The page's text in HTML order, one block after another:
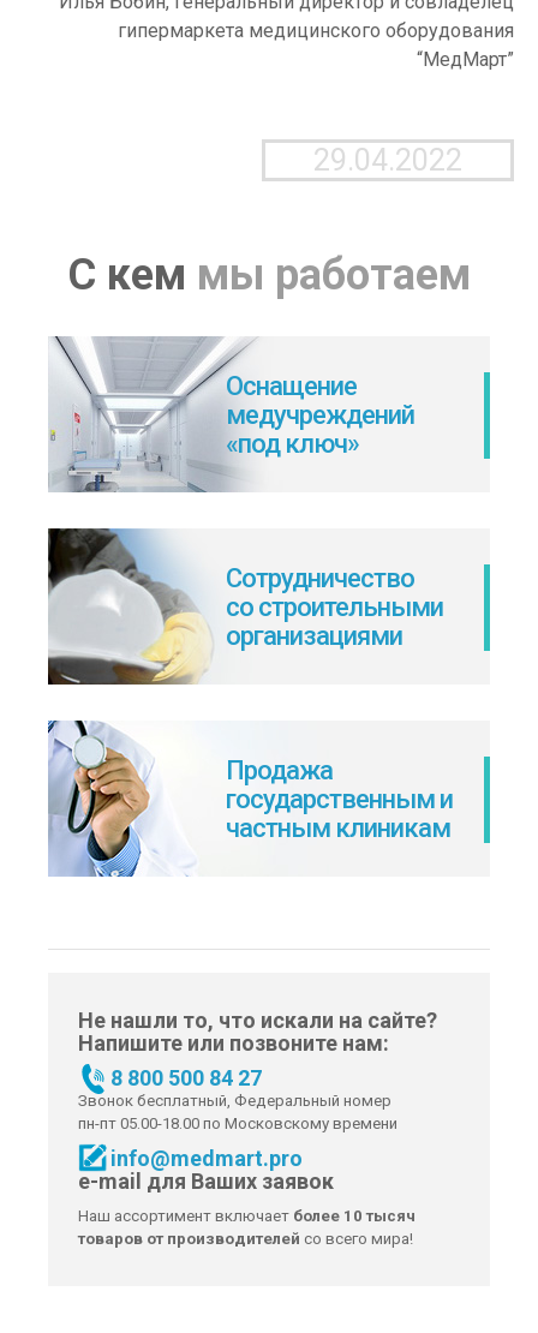
гипермаркета медицинского оборудования
“МедМарт”
29.04.2022
С кем мы работаем
Оснащение
медучреждений
«под ключ»
Сотрудничество
со строительными
организациями
Продажа
государственным и
частным клиникам
Не нашли то, что искали на сайте?
Напишите или позвоните нам:
8 800 500 84 27
Звонок бесплатный, Федеральный номер
пн-пт 05.00-18.00 по Московскому времени
info@medmart.pro
e-mail для Ваших заявок
Наш ассортимент включает более 10 тысяч
товаров от производителей со всего мира!